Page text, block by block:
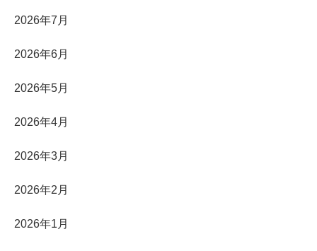
2026年7月
2026年6月
2026年5月
2026年4月
2026年3月
2026年2月
2026年1月